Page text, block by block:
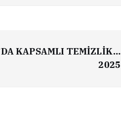
KAPSAMLI TEMİZLİK…
2025